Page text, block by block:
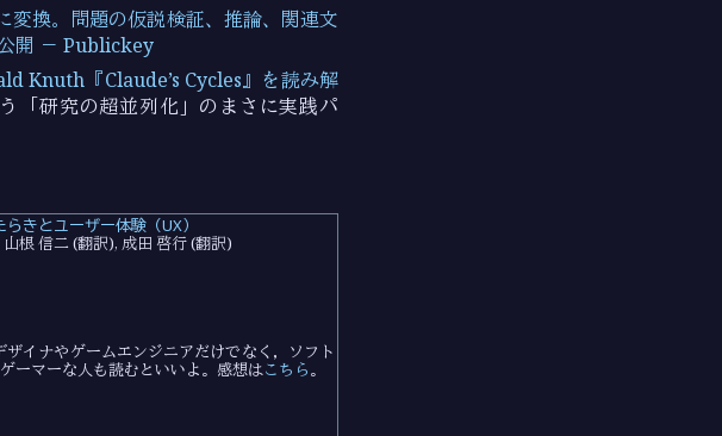
換。問題の仮説検証、推論、関連文
開 － Publickey
Knuth『Claude’s Cycles』を読み解
「研究の超並列化」のまさに実践パ
きとユーザー体験（UX）
根 信二 (翻訳), 成田 啓行 (翻訳)
イナやゲームエンジニアだけでなく，ソフト
ーマーな人も読むといいよ。感想はこちら。